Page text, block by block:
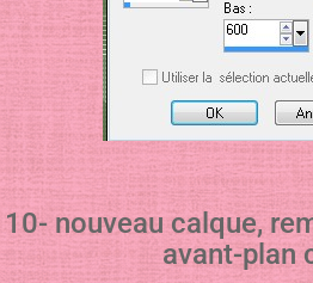
10- nouveau calque,
avant-plan